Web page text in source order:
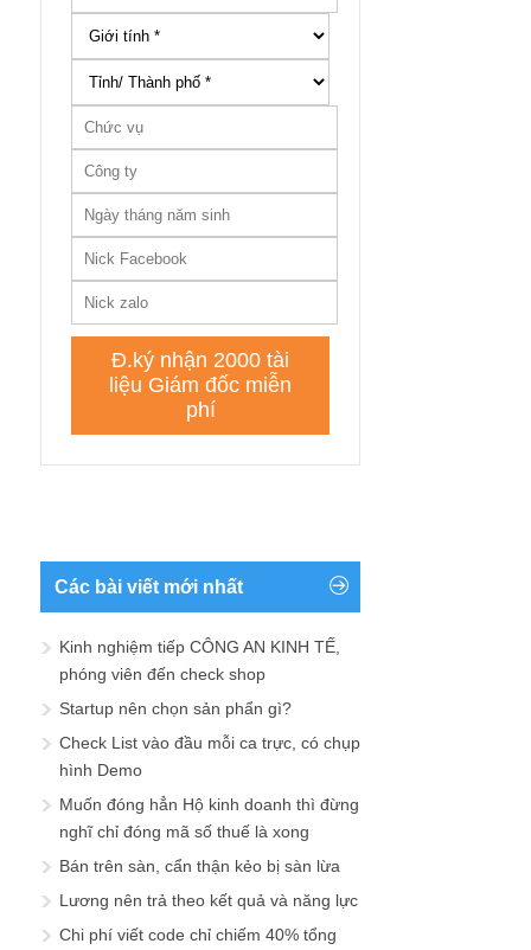
Các bài viết mới nhất
Kinh nghiệm tiếp CÔNG AN KINH TẾ,
phóng viên đến check shop
Startup nên chọn sản phẩn gì?
Check List vào đầu mỗi ca trực, có chụp
hình Demo
Muốn đóng hẳn Hộ kinh doanh thì đừng
nghĩ chỉ đóng mã số thuế là xong
Bán trên sàn, cẩn thận kẻo bị sàn lừa
Lương nên trả theo kết quả và năng lực
Chi phí viết code chỉ chiếm 40% tổng